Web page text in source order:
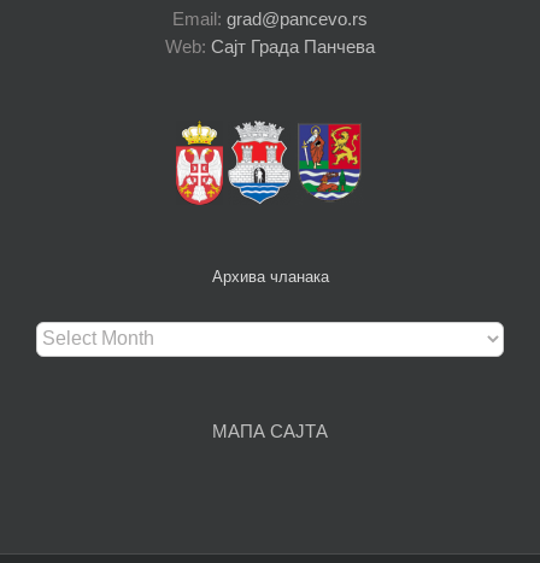
Email: grad@pancevo.rs
Web: Сајт Града Панчева
Архива чланака
Архива
чланака
МАПА САЈТА